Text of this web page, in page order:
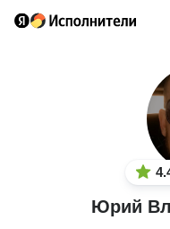
Юрий